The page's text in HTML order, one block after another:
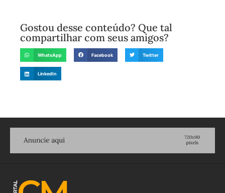
Gostou desse conteúdo? Que tal
compartilhar com seus amigos?
WhatsApp Facebook Twitter
LinkedIn